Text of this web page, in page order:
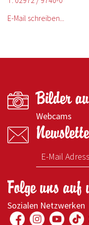
E-Mail schreiben...
Bilder
Webcams
Folge uns auf
Sozialen Netzwerken